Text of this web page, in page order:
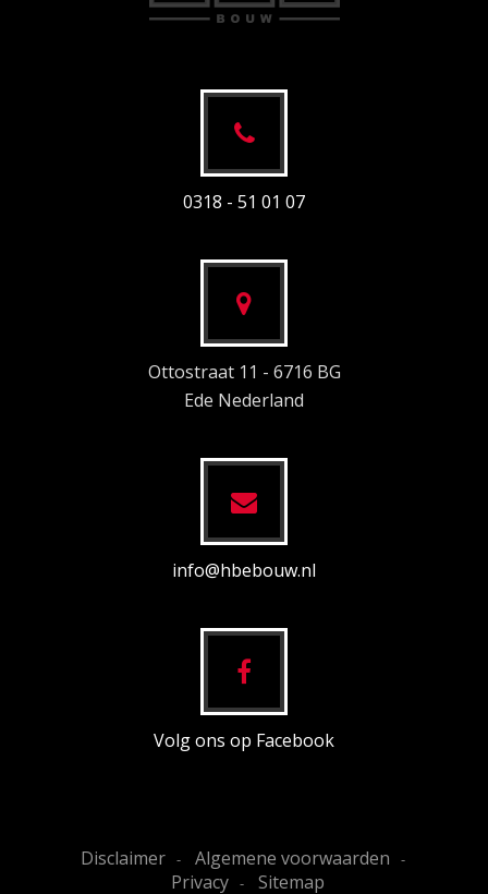
0318 - 51 01 07
Ottostraat 11 - 6716 BG
Ede Nederland
info@hbebouw.nl
Volg ons op Facebook
Disclaimer
Algemene voorwaarden
Privacy
Sitemap